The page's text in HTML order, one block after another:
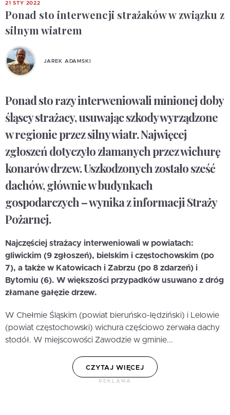
21 STY 2022
Ponad sto interwencji strażaków w związku z
silnym wiatrem
JAREK ADAMSKI
Ponad sto razy interweniowali minionej doby
śląscy strażacy, usuwając szkody wyrządzone
w regionie przez silny wiatr. Najwięcej
zgłoszeń dotyczyło złamanych przez wichurę
konarów drzew. Uszkodzonych zostało sześć
dachów, głównie w budynkach
gospodarczych – wynika z informacji Straży
Pożarnej.
Najczęściej strażacy interweniowali w powiatach:
gliwickim (9 zgłoszeń), bielskim i częstochowskim (po
7), a także w Katowicach i Zabrzu (po 8 zdarzeń) i
Bytomiu (6). W większości przypadków usuwano z dróg
złamane gałęzie drzew.
W Chełmie Śląskim (powiat bieruńsko-lędziński) i Lelowie
(powiat częstochowski) wichura częściowo zerwała dachy
stodół. W miejscowości Zawodzie w gminie...
CZYTAJ WIĘCEJ
REKLAMA